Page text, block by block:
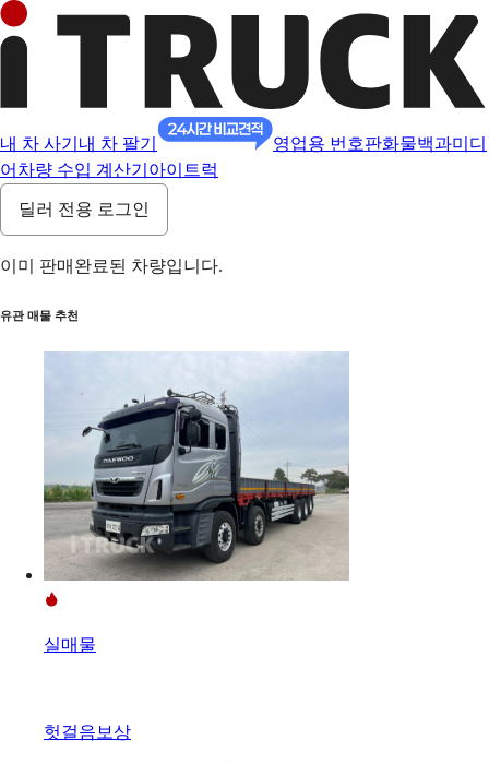
내 차 사기 내 차 팔기 영업용 번호판화물백과미디
어 차량 수입 계산기 아이트럭
딜러 전용 로그인
이미 판매완료된 차량입니다.
유관 매물 추천
실매물
헛걸음보상